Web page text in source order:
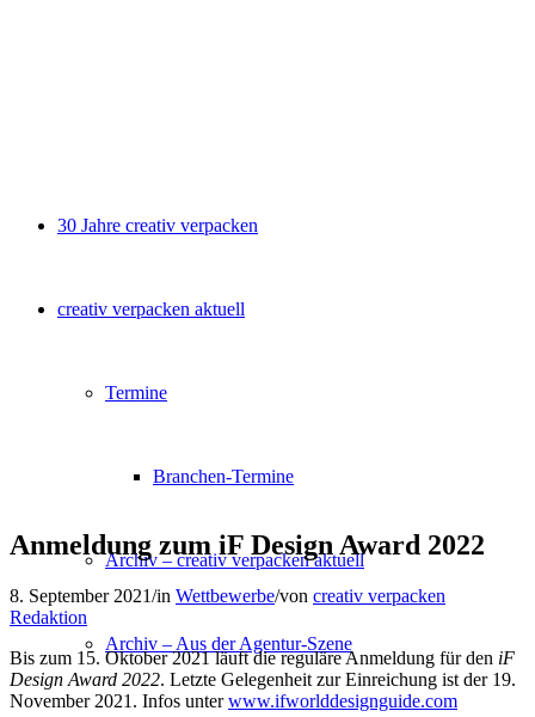
30 Jahre creativ verpacken
creativ verpacken aktuell
Termine
Branchen-Termine
Archiv – creativ verpacken aktuell
Archiv – Aus der Agentur-Szene
Anmeldung zum iF Design Award 2022
8. September 2021/in Wettbewerbe/von creativ verpacken
Redaktion
Bis zum 15. Oktober 2021 läuft die reguläre Anmeldung für den iF
Design Award 2022. Letzte Gelegenheit zur Einreichung ist der 19.
November 2021. Infos unterwww.ifworlddesignguide.com